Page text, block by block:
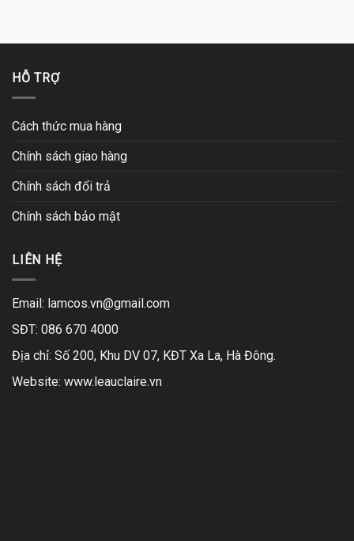
HỖ TRỢ
Cách thức mua hàng
Chính sách giao hàng
Chính sách đổi trả
Chính sách bảo mật
LIÊN HỆ
Email: lamcos.vn@gmail.com
SĐT: 086 670 4000
Địa chỉ: Số 200, Khu DV 07, KĐT Xa La, Hà Đông.
Website: www.leauclaire.vn